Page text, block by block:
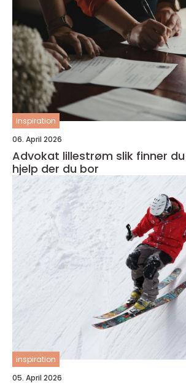
inspiration
06. April 2026
Advokat lillestrøm slik finner du rett juridisk
hjelp der du bor
inspiration
05. April 2026